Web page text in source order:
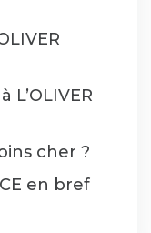
L’OLIVER
cher ?
en bref